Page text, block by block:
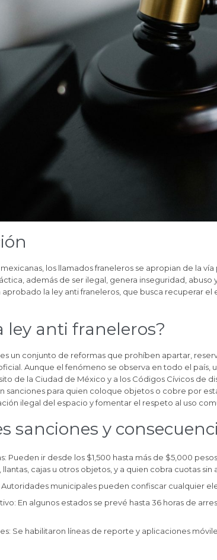
los llamados franeleros se apropian de la
además de ser ilegal, genera inseguridad,
aprobado la ley anti franeleros, que busca recuperar
ley anti franeleros?
un conjunto de reformas que prohíben apartar,
Aunque el fenómeno se observa en todo el país,
de la Ciudad de México y a los Códigos Cívicos de
sanciones para quien coloque objetos o cobre por
ilegal del espacio y fomentar el respeto al uso
sanciones y
Pueden ir desde los $1,500 hasta más de $5,000
cajas u otros objetos, y a quien cobra cuotas sin
municipales pueden confiscar cualquier
En algunos estados se prevé hasta 36 horas de
Se habilitaron líneas de reporte y aplicaciones